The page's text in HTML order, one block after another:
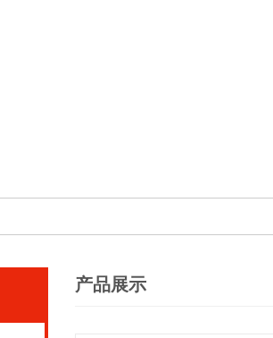
产品展示